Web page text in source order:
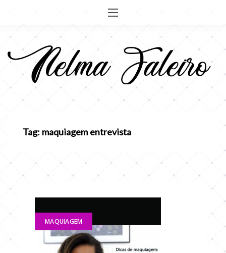
conteúdo
Tag: maquiagem entrevista
MAQUIAGEM